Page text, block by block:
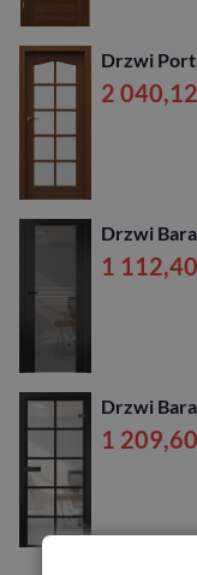
Drzwi
2 040,12
Drzwi
1 112,40
Drzwi
1 209,60